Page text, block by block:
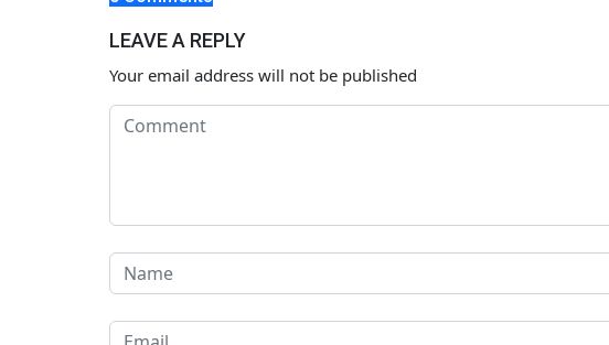
LEAVE A REPLY
Your email address will not be published